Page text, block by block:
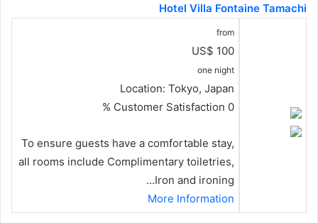
Hotel Villa Fontaine Tamachi
from
US$ 100
one night
Location: Tokyo, Japan
Customer Satisfaction 0 %
To ensure guests have a comfortable stay,
all rooms include Complimentary toiletries,
Iron and ironing…
More Information